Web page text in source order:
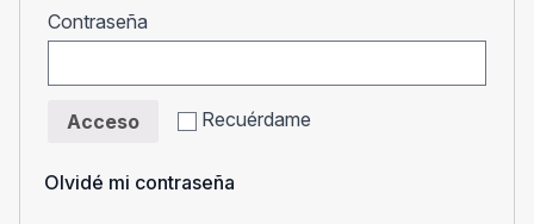
Contraseña
Recuérdame
Acceso
Olvidé mi contraseña